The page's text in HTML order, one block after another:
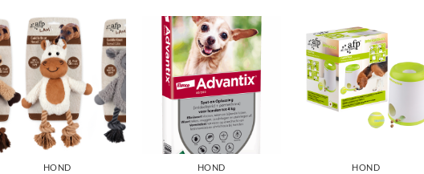
Toevoegen
verlanglijst
HOND
Toevoegen
aan
verlanglijst
HOND
Toevoegen
aan
verlanglijst
HOND